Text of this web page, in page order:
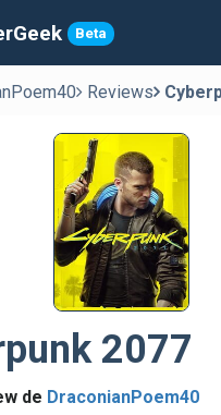
Beta
Reviews
2077
de DraconianPoem40